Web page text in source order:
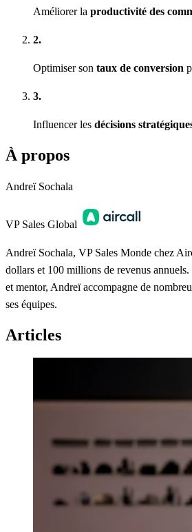
Améliorer la productivité des
2.
Optimiser son taux de conversion
3.
Influencer les décisions
À propos
Andreï Sochala
VP Sales Global
Andreï Sochala, VP Sales Monde chez
dollars et 100 millions de revenus
et mentor, Andreï accompagne de
ses équipes.
Articles